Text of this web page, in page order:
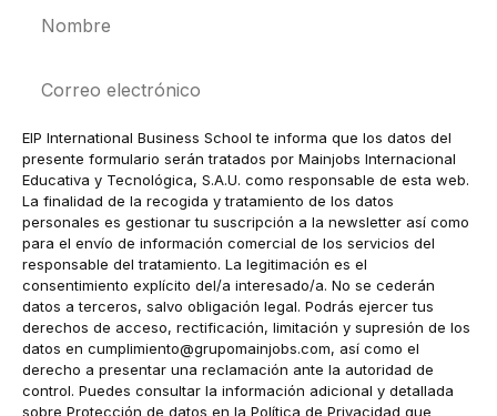
electrónico
EIP International Business School te informa que los datos del
presente formulario serán tratados por Mainjobs Internacional
Educativa y Tecnológica, S.A.U. como responsable de esta web.
La finalidad de la recogida y tratamiento de los datos
personales es gestionar tu suscripción a la newsletter así como
para el envío de información comercial de los servicios del
responsable del tratamiento. La legitimación es el
consentimiento explícito del/a interesado/a. No se cederán
datos a terceros, salvo obligación legal. Podrás ejercer tus
derechos de acceso, rectificación, limitación y supresión de los
datos en cumplimiento@grupomainjobs.com, así como el
derecho a presentar una reclamación ante la autoridad de
control. Puedes consultar la información adicional y detallada
sobre Protección de datos en la Política de Privacidad que